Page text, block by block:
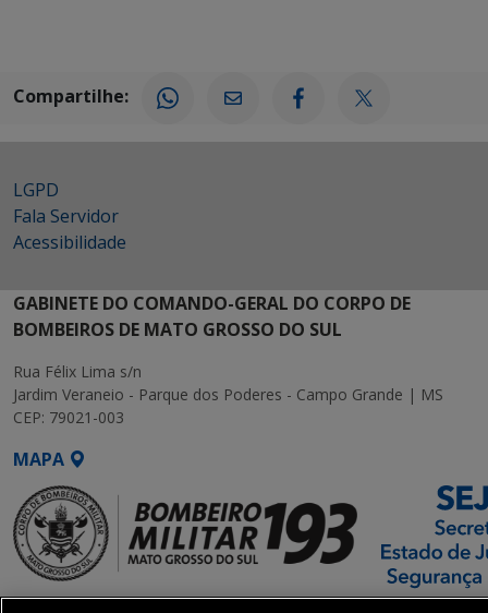
Compartilhe:
LGPD
Fala Servidor
Acessibilidade
GABINETE DO COMANDO-GERAL DO CORPO DE
BOMBEIROS DE MATO GROSSO DO SUL
Rua Félix Lima s/n
Jardim Veraneio - Parque dos Poderes - Campo Grande | MS
CEP: 79021-003
MAPA